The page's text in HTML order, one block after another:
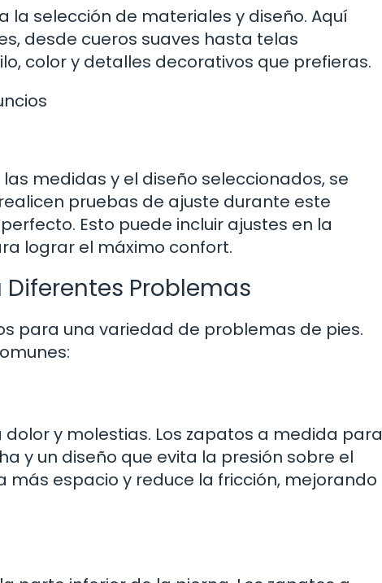
la selección de materiales y diseño. Aquí
desde cueros suaves hasta telas
color y detalles decorativos que prefieras.
medidas y el diseño seleccionados, se
pruebas de ajuste durante este
Esto puede incluir ajustes en la
lograr el máximo confort.
Problemas
para una variedad de problemas de pies.
y molestias. Los zapatos a medida para
y un diseño que evita la presión sobre el
espacio y reduce la fricción, mejorando